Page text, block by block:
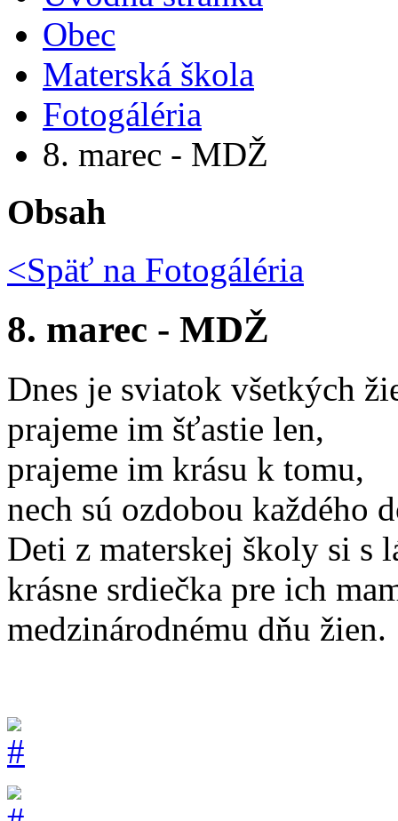
Obec
Materská škola
Fotogáléria
8. marec - MDŽ
Obsah
<Späť na Fotogáléria
8. marec - MDŽ
Dnes je sviatok všetkých
prajeme im šťastie len,
prajeme im krásu k tomu,
nech sú ozdobou každého
Deti z materskej školy si s
krásne srdiečka pre ich
medzinárodnému dňu žien.